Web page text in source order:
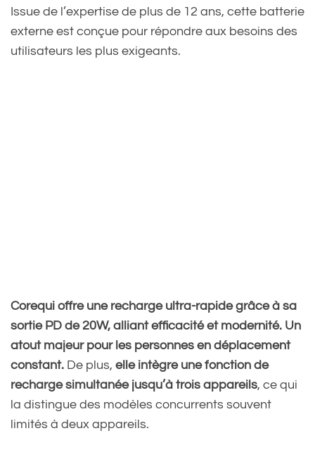
Issue de l’expertise de plus de 12 ans, cette batterie
externe est conçue pour répondre aux besoins des
utilisateurs les plus exigeants.
Corequi offre une recharge ultra-rapide grâce à sa
sortie PD de 20W, alliant efficacité et modernité. Un
atout majeur pour les personnes en déplacement
constant. De plus, elle intègre une fonction de
recharge simultanée jusqu’à trois appareils, ce qui
la distingue des modèles concurrents souvent
limités à deux appareils.